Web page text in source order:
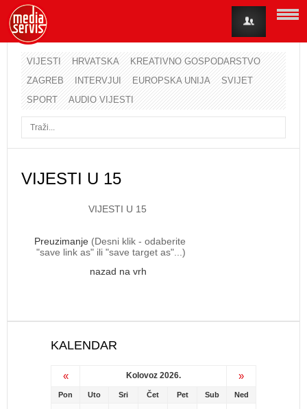
VIJESTI HRVATSKA
KREATIVNO GOSPODARSTVO
ZAGREB
INTERVJUI EUROPSKA UNIJA
SVIJET
SPORT
AUDIO VIJESTI
VIJESTI U 15
VIJESTI U 15
Preuzimanje (Desni klik - odaberite
"save link as" ili "save target as"...)
nazad na vrh
KALENDAR
« Kolovoz 2026. »
Pon Uto Sri Čet Pet Sub Ned